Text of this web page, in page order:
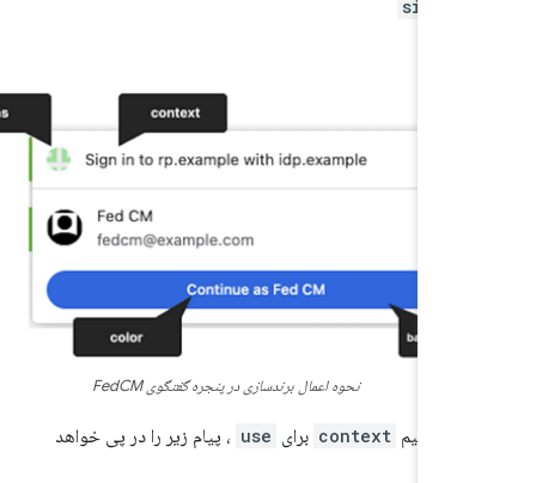
نحوه اعمال برندسازی در پنجره گفتگوی FedCM
context برای use ، پیام زیر را در پی خواهد